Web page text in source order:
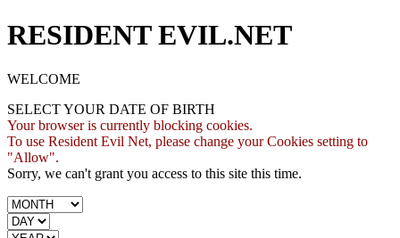
RESIDENT EVIL.NET
WELCOME
SELECT YOUR DATE OF BIRTH
Your browser is currently blocking cookies.
To use Resident Evil Net, please change your Cookies setting to
"Allow".
Sorry, we can't grant you access to this site this time.